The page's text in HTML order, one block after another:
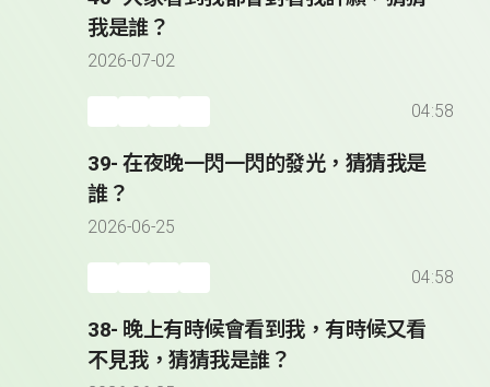
我是誰？
2026-07-02
04:58
39- 在夜晚一閃一閃的發光，猜猜我是
誰？
2026-06-25
04:58
38- 晚上有時候會看到我，有時候又看
不見我，猜猜我是誰？